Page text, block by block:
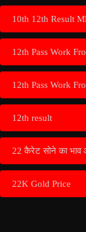
10th 12th Result
12th Pass Work
12th Pass Work
12th result
22 कैरेट सोने का
22K Gold Price